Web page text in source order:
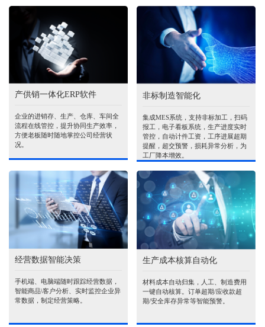
产供销一体化ERP软件
企业的进销存、生产、仓库、车间全
流程在线管控，提升协同生产效率，
方便老板随时随地掌控公司经营状
况。
非标制造智能化
集成MES系统，支持非标加工，扫码
报工，电子看板系统，生产进度实时
管控，自动计件工资，工序进展超期
提醒，超交预警，损耗异常分析，为
工厂降本增效。
经营数据智能决策
手机端、电脑端随时跟踪经营数据，
智能商品\客户分析、实时监控企业异
常数据，制定经营策略。
生产成本核算自动化
材料成本自动归集，人工、制造费用
一键自动核算。订单超期/应收款超
期/安全库存异常等智能预警。